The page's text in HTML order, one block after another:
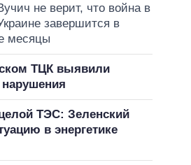
не верит, что война в
завершится в
месяцы
ТЦК выявили
ТЭС: Зеленский
в энергетике